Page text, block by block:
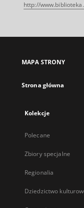
http://
MAPA STRONY
Strona główna
Kolekcje
Polecane
Zbiory specjalne
Regionalia
Dziedzictwo